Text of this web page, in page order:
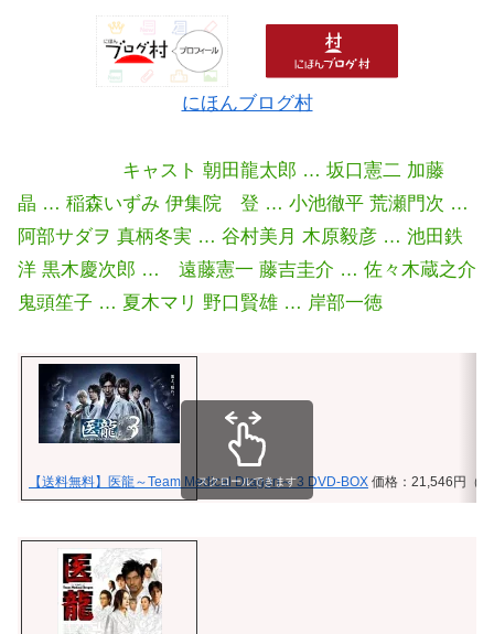
にほんブログ村
キャスト 朝田龍太郎 … 坂口憲二 加藤
晶 … 稲森いずみ 伊集院 登 … 小池徹平 荒瀬門次 …
阿部サダヲ 真柄冬実 … 谷村美月 木原毅彦 … 池田鉄
洋 黒木慶次郎 … 遠藤憲一 藤吉圭介 … 佐々木蔵之介
鬼頭笙子 … 夏木マリ 野口賢雄 … 岸部一徳
【送料無料】医龍～Team Medical Dragon～ 3 DVD-BOX 価格：21,546円（
スクロールできます